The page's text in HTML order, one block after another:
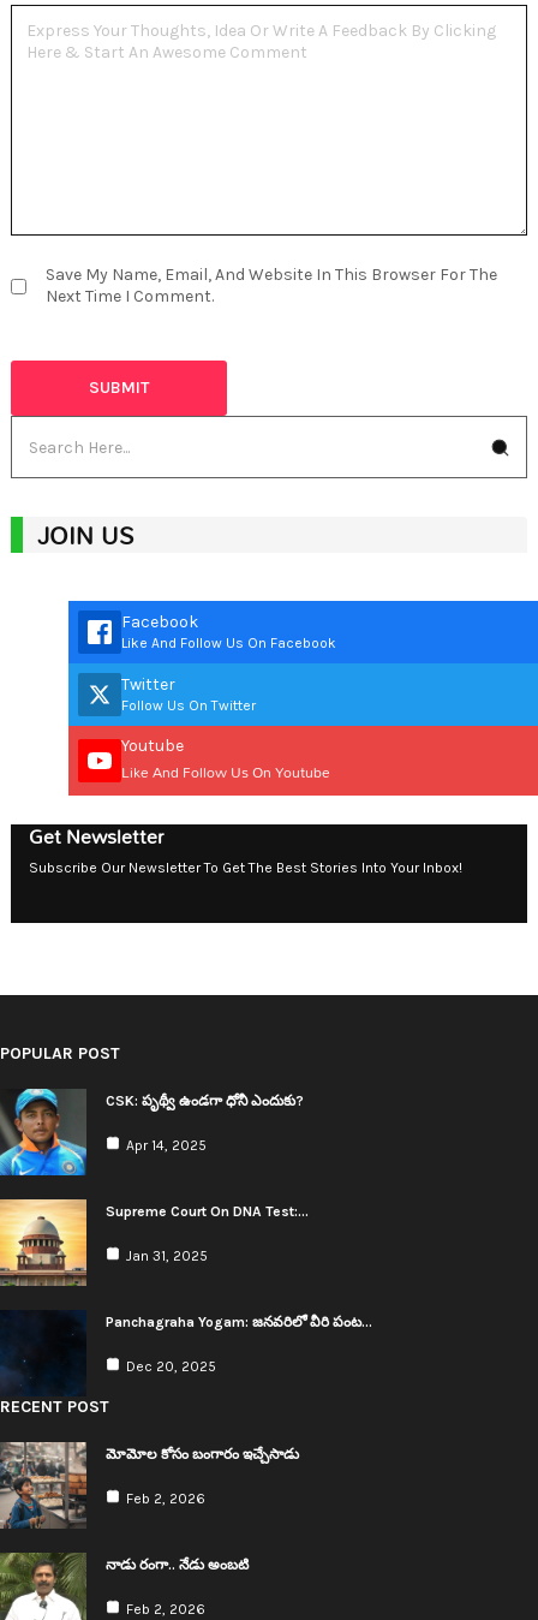
Save My Name, Email, And Website In This Browser For The
Next Time I Comment.
JOIN US
Facebook
Like And Follow Us On Facebook
Twitter
Follow Us On Twitter
Youtube
Like And Follow Us On Youtube
Get Newsletter
Subscribe Our Newsletter To Get The Best Stories Into Your Inbox!
POPULAR POST
CSK: పృథ్వీ ఉండ‌గా ధోనీ ఎందుకు?
Apr 14, 2025
Supreme Court On DNA Test:…
Jan 31, 2025
Panchagraha Yogam: జ‌న‌వ‌రిలో వీరి పంట…
Dec 20, 2025
RECENT POST
మోమోల కోసం బంగారం ఇచ్చేసాడు
Feb 2, 2026
నాడు రంగా.. నేడు అంబ‌టి
Feb 2, 2026